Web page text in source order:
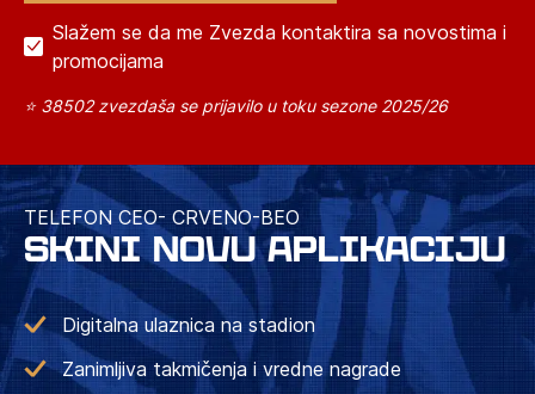
Slažem se da me Zvezda kontaktira sa novostima i
promocijama
⭐ 38502 zvezdaša se prijavilo u toku sezone 2025/26
TELEFON CEO- CRVENO-BEO
SKINI NOVU APLIKACIJU
Digitalna ulaznica na stadion
Zanimljiva takmičenja i vredne nagrade